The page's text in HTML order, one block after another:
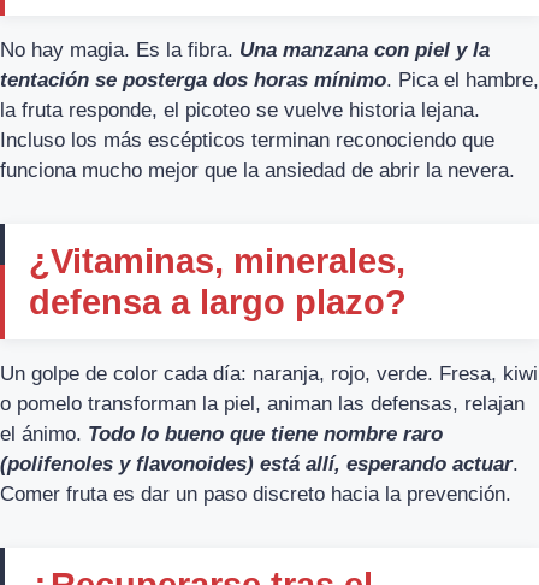
No hay magia. Es la fibra. Una manzana con piel y la
tentación se posterga dos horas mínimo. Pica el hambre,
la fruta responde, el picoteo se vuelve historia lejana.
Incluso los más escépticos terminan reconociendo que
funciona mucho mejor que la ansiedad de abrir la nevera.
¿Vitaminas, minerales,
defensa a largo plazo?
Un golpe de color cada día: naranja, rojo, verde. Fresa, kiwi
o pomelo transforman la piel, animan las defensas, relajan
el ánimo. Todo lo bueno que tiene nombre raro
(polifenoles y flavonoides) está allí, esperando actuar.
Comer fruta es dar un paso discreto hacia la prevención.